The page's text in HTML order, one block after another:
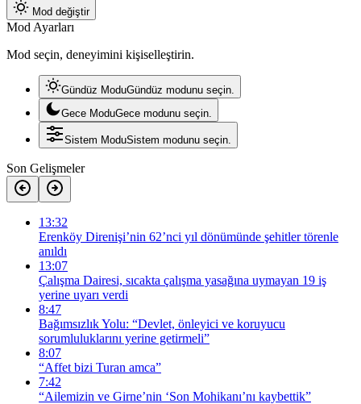
Mod değiştir
Mod Ayarları
Mod seçin, deneyimini kişiselleştirin.
Gündüz ModuGündüz modunu seçin.
Gece ModuGece modunu seçin.
Sistem ModuSistem modunu seçin.
Son Gelişmeler
13:32
Erenköy Direnişi’nin 62’nci yıl dönümünde şehitler törenle
anıldı
13:07
Çalışma Dairesi, sıcakta çalışma yasağına uymayan 19 iş
yerine uyarı verdi
8:47
Bağımsızlık Yolu: “Devlet, önleyici ve koruyucu
sorumluluklarını yerine getirmeli”
8:07
“Affet bizi Turan amca”
7:42
“Ailemizin ve Girne’nin ‘Son Mohikanı’nı kaybettik”